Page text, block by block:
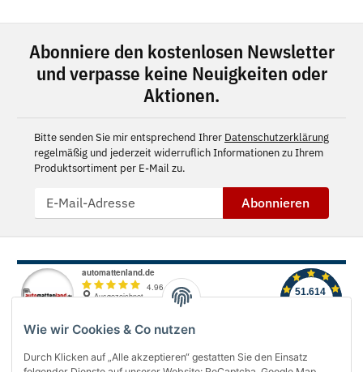
Wie wir Cookies & Co nutzen
Durch Klicken auf „Alle akzeptieren“ gestatten Sie den Einsatz
Abonniere den kostenlosen Newsletter
und verpasse keine Neuigkeiten oder
Aktionen.
Bitte senden Sie mir entsprechend Ihrer Datenschutzerklärung
regelmäßig und jederzeit widerruflich Informationen zu Ihrem
Produktsortiment per E-Mail zu.
Abonnieren